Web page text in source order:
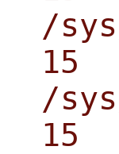
/
15
/
15